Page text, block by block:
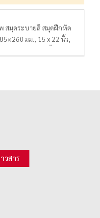
สมุดระบายสี สมุดฝึกหัด
มม., 15 x 22 นิ้ว,
เอียด สีขาว มีทั้ง
สีโปสเตอร์ หรือสีอะคริ
วสาร